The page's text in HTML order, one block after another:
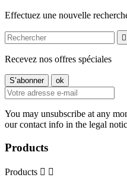
Effectuez une nouvelle

Recevez nos offres spéciales
You may unsubscribe at any
our contact info in the legal
Products
Products  